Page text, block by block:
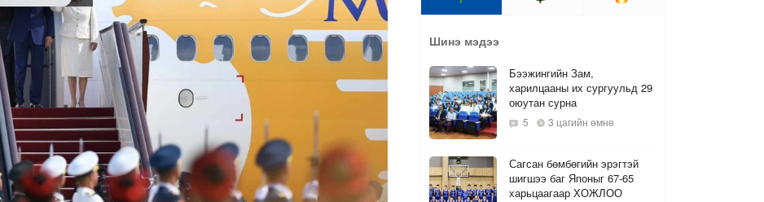
Шинэ мэдээ
Бээжингийн Зам,
харилцааны их сургуульд 29
оюутан сурна
5 3 цагийн өмнө
Сагсан бөмбөгийн эрэгтэй
шигшээ баг Японыг 67-65
харьцаагаар ХОЖЛОО